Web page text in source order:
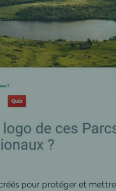
pour protéger et